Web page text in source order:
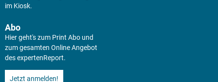
im Kiosk.
Abo
Hier geht's zum Print Abo und
zum gesamten Online Angebot
des expertenReport.
Jetzt anmelden!